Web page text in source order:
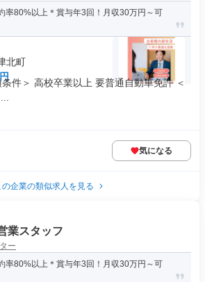
率80%以上＊賞与年3回！月収30万円～可
北町
件＞ 高校卒業以上 要普通自動車免許 ＜
気になる
の企業の類似求人を見る
業スタッフ
ー
率80%以上＊賞与年3回！月収30万円～可